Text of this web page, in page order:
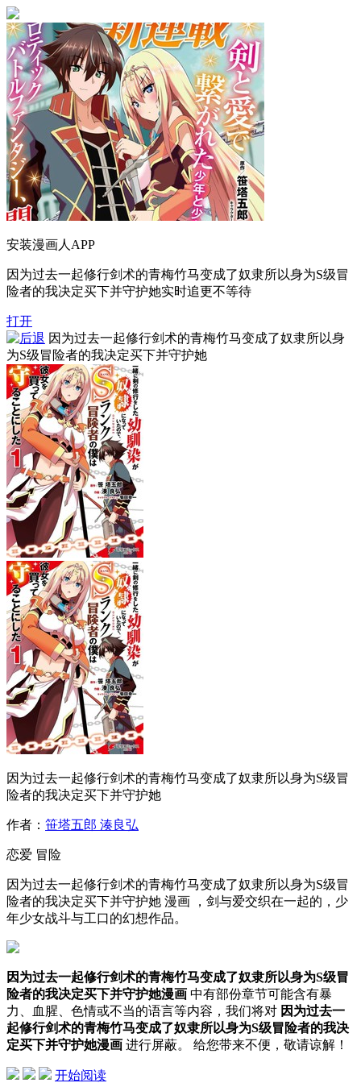
安装漫画人APP
因为过去一起修行剑术的青梅竹马变成了奴隶所以身为S级冒
险者的我决定买下并守护她实时追更不等待
打开
因为过去一起修行剑术的青梅竹马变成了奴隶所以身
为S级冒险者的我决定买下并守护她
因为过去一起修行剑术的青梅竹马变成了奴隶所以身为S级冒
险者的我决定买下并守护她
作者： 笹塔五郎 湊良弘
恋爱 冒险
因为过去一起修行剑术的青梅竹马变成了奴隶所以身为S级冒
险者的我决定买下并守护她 漫画 ，剑与爱交织在一起的，少
年少女战斗与工口的幻想作品。
因为过去一起修行剑术的青梅竹马变成了奴隶所以身为S级冒
险者的我决定买下并守护她漫画 中有部份章节可能含有暴
力、血腥、色情或不当的语言等内容，我们将对 因为过去一
起修行剑术的青梅竹马变成了奴隶所以身为S级冒险者的我决
定买下并守护她漫画 进行屏蔽。 给您带来不便，敬请谅解！
开始阅读